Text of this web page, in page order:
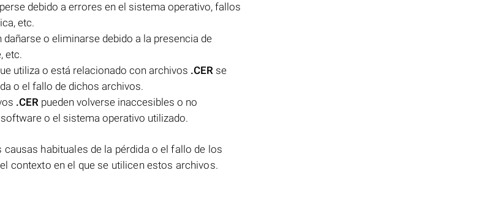
debido a errores en el sistema operativo, fallos
etc.
dañarse o eliminarse debido a la presencia de
etc.
utiliza o está relacionado con archivos .CER se
o el fallo de dichos archivos.
.CER pueden volverse inaccesibles o no
o el sistema operativo utilizado.
habituales de la pérdida o el fallo de los
contexto en el que se utilicen estos archivos.